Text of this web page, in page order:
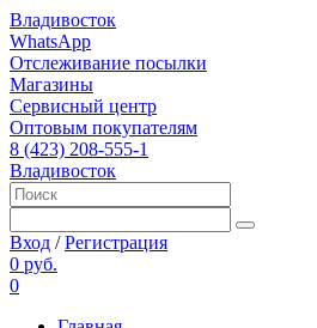
Владивосток
WhatsApp
Отслеживание посылки
Магазины
Сервисный центр
Оптовым покупателям
8 (423) 208-555-1
Владивосток
Вход /Регистрация
0 руб.
0